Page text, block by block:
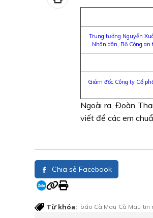
Trung tướng Nguyễn
Nhân dân, Bộ Công
Giám đốc Công ty Cổ
Ngoài ra, Đoàn
viết để các em
Chia sẻ Facebook
Từ khóa: báo Cà Mau Cà Mau tin